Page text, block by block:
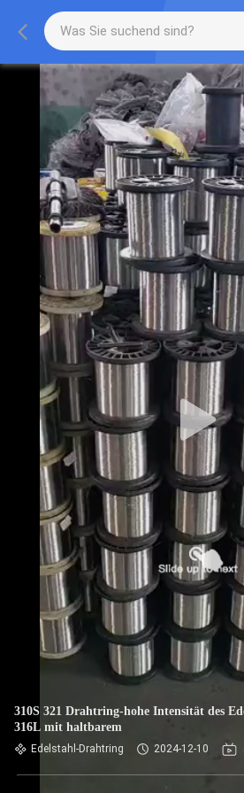
310S 321 Drahtring-hohe Intensität des
316L mit haltbarem
Edelstahl-Drahtring 2024-12-10